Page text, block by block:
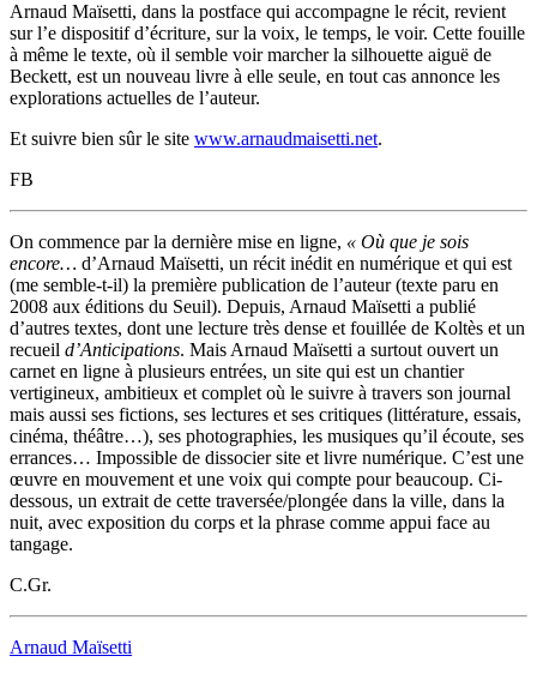
Arnaud Maïsetti, dans la postface qui accompagne le récit, revient
sur l’e dispositif d’écriture, sur la voix, le temps, le voir. Cette fouille
à même le texte, où il semble voir marcher la silhouette aiguë de
Beckett, est un nouveau livre à elle seule, en tout cas annonce les
explorations actuelles de l’auteur.
Et suivre bien sûr le site www.arnaudmaisetti.net.
FB
On commence par la dernière mise en ligne, « Où que je sois
encore… d’Arnaud Maïsetti, un récit inédit en numérique et qui est
(me semble-t-il) la première publication de l’auteur (texte paru en
2008 aux éditions du Seuil). Depuis, Arnaud Maïsetti a publié
d’autres textes, dont une lecture très dense et fouillée de Koltès et un
recueil d’Anticipations. Mais Arnaud Maïsetti a surtout ouvert un
carnet en ligne à plusieurs entrées, un site qui est un chantier
vertigineux, ambitieux et complet où le suivre à travers son journal
mais aussi ses fictions, ses lectures et ses critiques (littérature, essais,
cinéma, théâtre…), ses photographies, les musiques qu’il écoute, ses
errances… Impossible de dissocier site et livre numérique. C’est une
œuvre en mouvement et une voix qui compte pour beaucoup. Ci-
dessous, un extrait de cette traversée/plongée dans la ville, dans la
nuit, avec exposition du corps et la phrase comme appui face au
tangage.
C.Gr.
Arnaud Maïsetti